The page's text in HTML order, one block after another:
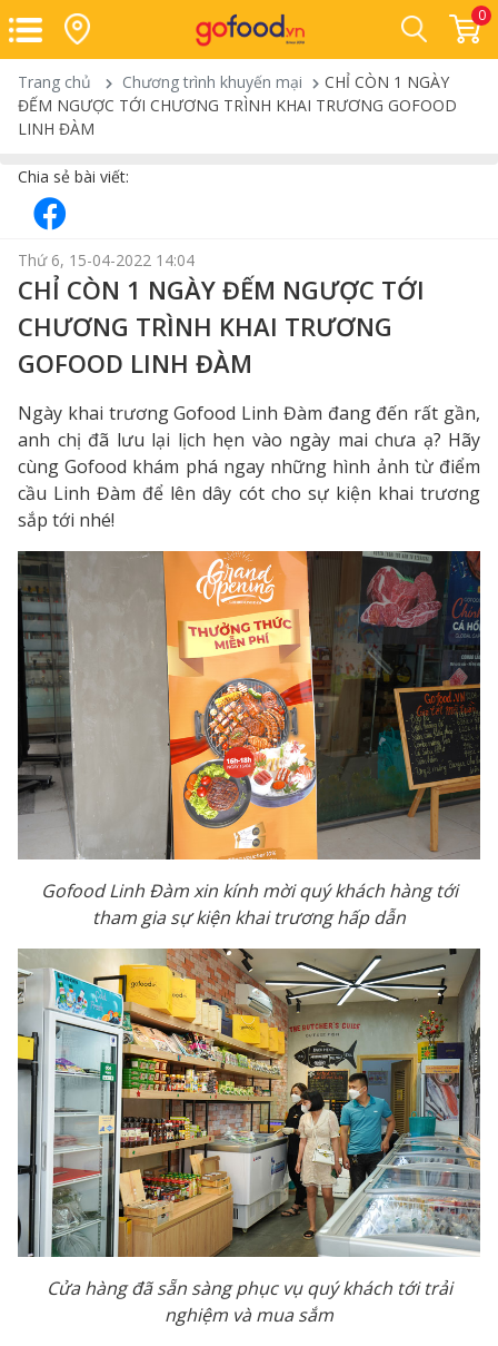
0
Trang chủ Chương trình khuyến mại
CHỈ CÒN 1 NGÀY
ĐẾM NGƯỢC TỚI CHƯƠNG TRÌNH KHAI TRƯƠNG GOFOOD
LINH ĐÀM
Chia sẻ bài viết:
Thứ 6, 15-04-2022 14:04
CHỈ CÒN 1 NGÀY ĐẾM NGƯỢC TỚI
CHƯƠNG TRÌNH KHAI TRƯƠNG
GOFOOD LINH ĐÀM
Ngày khai trương Gofood Linh Đàm đang đến rất gần,
anh chị đã lưu lại lịch hẹn vào ngày mai chưa ạ? Hãy
cùng Gofood khám phá ngay những hình ảnh từ điểm
cầu Linh Đàm để lên dây cót cho sự kiện khai trương
sắp tới nhé!
Gofood Linh Đàm xin kính mời quý khách hàng tới
tham gia sự kiện khai trương hấp dẫn
Cửa hàng đã sẵn sàng phục vụ quý khách tới trải
nghiệm và mua sắm